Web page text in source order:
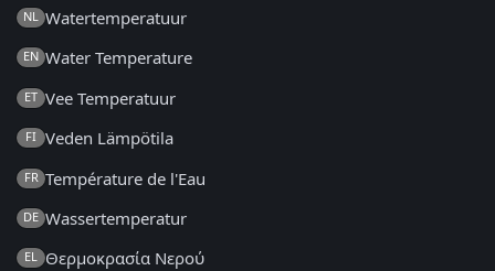
NL Watertemperatuur
EN Water Temperature
ET Vee Temperatuur
FI Veden Lämpötila
FR Température de l'Eau
DE Wassertemperatur
EL Θερμοκρασία Νερού